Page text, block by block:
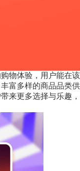
物体验，用户能在该
富多样的商品品类供
来更多选择与乐趣，